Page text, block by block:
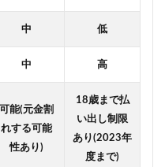
中 低
中 高
可能(元金割
れする可能
性あり)
18歳まで払
い出し制限
あり(2023年
度まで)